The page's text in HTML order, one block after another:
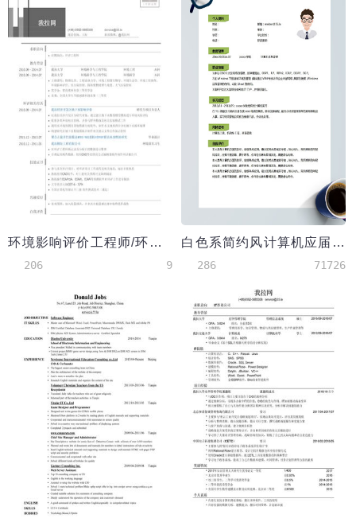
环境影响评价工程师/环评工程师简历模板（有自我评价）
206 9
白色系简约风计算机应届生简历模板
286 71726